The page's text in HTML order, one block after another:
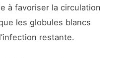
à favoriser la circulation
les globules blancs
restante.